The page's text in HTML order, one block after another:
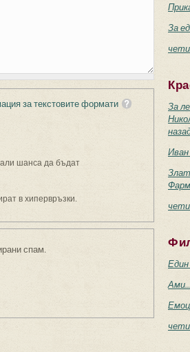
за текстовите формати
шанса да бъдат
в хипервръзки.
спам.
За
За
Иван
Един